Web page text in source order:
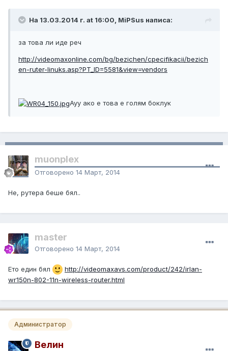
На 13.03.2014 г. at 16:00, MiPSus написа:
за това ли иде реч
http://videomaxonline.com/bg/bezichen/cpecifikacii/bezich
en-ruter-linuks.asp?PT_ID=5581&view=vendors
Ауу ако е това е голям боклук
muonplex
Отговорено 14 Март, 2014
Не, рутера беше бял..
master
Отговорено 14 Март, 2014
Eто един бял
http://videomaxavs.com/product/242/irlan-
wr150n-802-11n-wireless-router.html
Администратор
Велин